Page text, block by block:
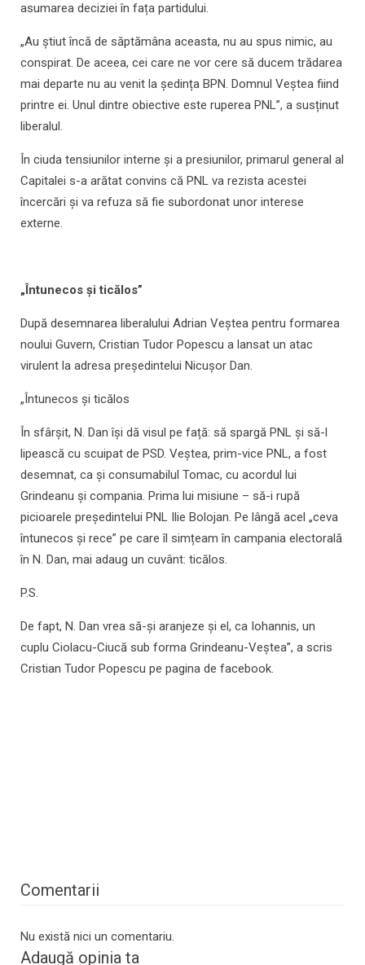
asumarea deciziei în fața partidului.
„Au știut încă de săptămâna aceasta, nu au spus nimic, au
conspirat. De aceea, cei care ne vor cere să ducem trădarea
mai departe nu au venit la ședința BPN. Domnul Veștea fiind
printre ei. Unul dintre obiective este ruperea PNL”, a susținut
liberalul.
În ciuda tensiunilor interne și a presiunilor, primarul general al
Capitalei s-a arătat convins că PNL va rezista acestei
încercări și va refuza să fie subordonat unor interese
externe.
„Întunecos și ticălos”
După desemnarea liberalului Adrian Veștea pentru formarea
noului Guvern, Cristian Tudor Popescu a lansat un atac
virulent la adresa președintelui Nicușor Dan.
„Întunecos și ticălos
În sfârșit, N. Dan își dă visul pe față: să spargă PNL și să-l
lipească cu scuipat de PSD. Veștea, prim-vice PNL, a fost
desemnat, ca și consumabilul Tomac, cu acordul lui
Grindeanu și compania. Prima lui misiune – să-i rupă
picioarele președintelui PNL Ilie Bolojan. Pe lângă acel „ceva
întunecos și rece” pe care îl simțeam în campania electorală
în N. Dan, mai adaug un cuvânt: ticălos.
P.S.
De fapt, N. Dan vrea să-și aranjeze și el, ca Iohannis, un
cuplu Ciolacu-Ciucă sub forma Grindeanu-Veștea”, a scris
Cristian Tudor Popescu pe pagina de facebook.
Comentarii
Nu există nici un comentariu.
Adaugă opinia ta